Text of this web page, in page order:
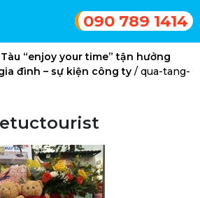
090 789 1414
“enjoy your time” tận hưởng
đình – sự kiện công ty / qua-tang-